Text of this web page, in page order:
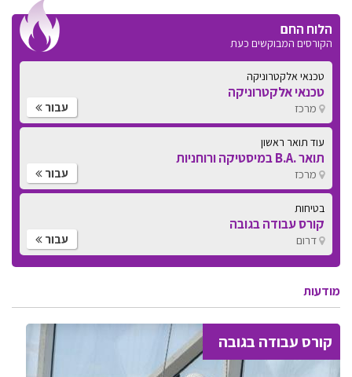
הלוח החם
הקורסים המבוקשים כעת
טכנאי אלקטרוניקה
טכנאי אלקטרוניקה
מרכז עבור
עוד תואר ראשון
תואר .B.A במיסטיקה ורוחניות
מרכז עבור
בטיחות
קורס עבודה בגובה
דרום עבור
מודעות
קורס עבודה בגובה